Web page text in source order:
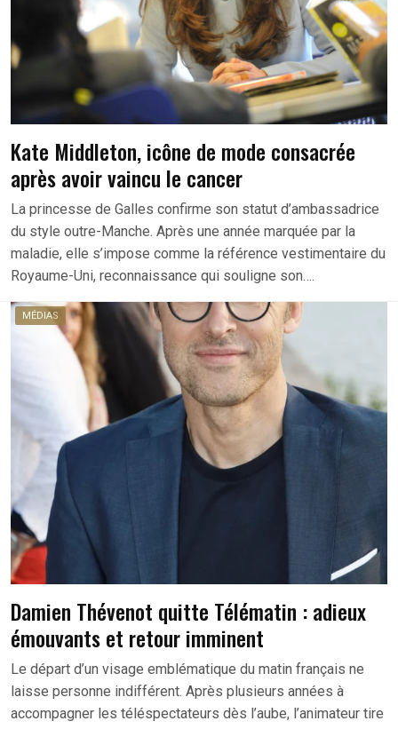
Kate Middleton, icône de mode consacrée
après avoir vaincu le cancer
La princesse de Galles confirme son statut d’ambassadrice
du style outre-Manche. Après une année marquée par la
maladie, elle s’impose comme la référence vestimentaire du
Royaume-Uni, reconnaissance qui souligne son….
MÉDIAS
Damien Thévenot quitte Télématin : adieux
émouvants et retour imminent
Le départ d’un visage emblématique du matin français ne
laisse personne indifférent. Après plusieurs années à
accompagner les téléspectateurs dès l’aube, l’animateur tire